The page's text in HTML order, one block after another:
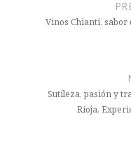
entradasVinos Chianti, sabor
Sutileza, pasión y
Rioja.